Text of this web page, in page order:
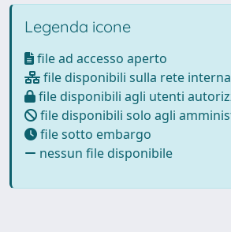
Legenda icone
file ad accesso aperto
file disponibili sulla rete interna
file disponibili agli utenti
file disponibili solo agli
file sotto embargo
nessun file disponibile